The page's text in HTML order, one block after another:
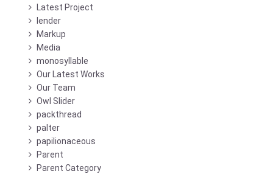
Latest Project
lender
Markup
Media
monosyllable
Our Latest Works
Our Team
Owl Slider
packthread
palter
papilionaceous
Parent
Parent Category